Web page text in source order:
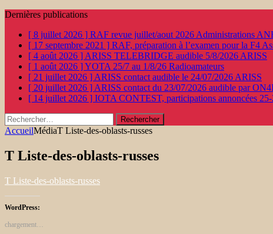
Dernières publications
[ 8 juillet 2026 ] RAF revue juillet/aout 2026 Administrations
[ 17 septembre 2021 ] RAF, préparation à l’examen pour la F4
[ 4 août 2026 ] ARISS TELEBRIDGE audible 5/8/2026 ARISS
[ 1 août 2026 ]YOTA 25/7 au 1/8/26 Radioamateurs
[ 21 juillet 2026 ] ARISS contact audible le 24/07/2026 ARISS
[ 20 juillet 2026 ] ARISS contact du 23/07/2026 audible par
[ 14 juillet 2026 ] IOTA CONTEST, participations annoncées
Rechercher :
AccueilMédiaT Liste-des-oblasts-russes
T Liste-des-oblasts-russes
T Liste-des-oblasts-russes
WordPress:
chargement…